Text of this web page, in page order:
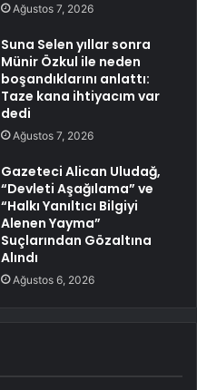
Ağustos 7, 2026
Suna Selen yıllar sonra
Münir Özkul ile neden
boşandıklarını anlattı:
Taze kana ihtiyacım var
dedi
Ağustos 7, 2026
Gazeteci Alican Uludağ,
“Devleti Aşağılama” ve
“Halkı Yanıltıcı Bilgiyi
Alenen Yayma”
Suçlarından Gözaltına
Alındı
Ağustos 6, 2026